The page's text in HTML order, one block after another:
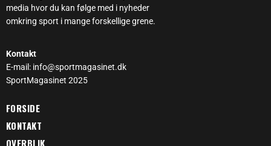
media hvor du kan følge med i nyheder
omkring sport i mange forskellige grene.
Kontakt
E-mail: info@sportmagasinet.dk
SportMagasinet 2025
FORSIDE
KONTAKT
OVERBLIK